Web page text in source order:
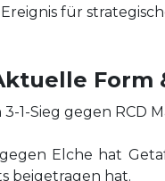
für
Form
1-Sieg gegen
Elche hat
beigetragen hat.